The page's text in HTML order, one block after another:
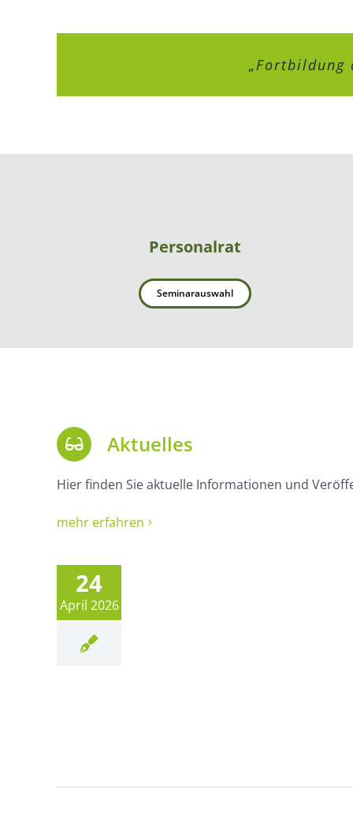
„Fortbildung
„Guter
„Das Beste am VLF ist die„Perfekt!
„Referenten bringen „Es
„Ich bin seit vielen Jahren
„Das Team steht mir„Alle
Personalrat
Seminarauswahl
Aktuelles
Hier finden Sie aktuelle Informationen und
mehr erfahren
24
April 2026
und
im
Forst